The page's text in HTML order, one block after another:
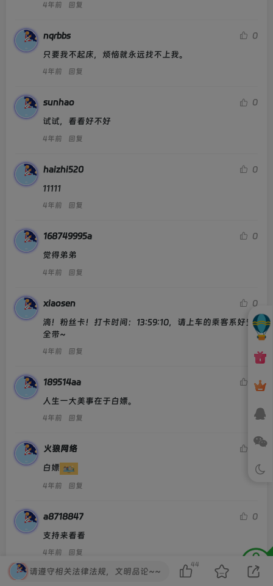
4年前 回复
nqrbbs
0
只要我不起床，烦恼就永远找不上我。
4年前 回复
sunhao
0
试试，看看好不好
4年前 回复
haizhi520
0
11111
4年前 回复
168749995a
0
觉得弟弟
4年前 回复
xiaosen
0
滴！粉丝卡！打卡时间：13:59:10，请上车的乘客系好安
全带~
4年前 回复
189514aa
0
人生一大美事在于白嫖。
4年前 回复
火狼网络
白嫖
4年前 回复
a8718847
0
支持来看看
4年前 回复
请遵守相关法律法规，文明品论~~
44